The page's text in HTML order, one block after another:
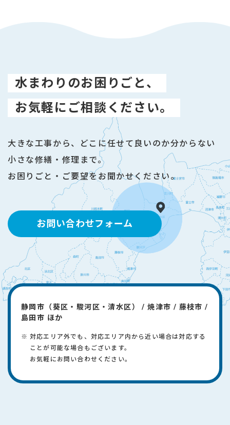
水まわりのお困りごと、
お気軽にご相談ください。
大きな工事から、どこに任せて良いのか分からない
小さな修繕・修理まで。
お困りごと・ご要望をお聞かせください。
お問い合わせフォーム
静岡市（葵区・駿河区・清水区） / 焼津市 / 藤枝市 /
島田市 ほか
対応エリア外でも、対応エリア内から近い場合は対応する
ことが可能な場合もございます。
​お気軽にお問い合わせください。